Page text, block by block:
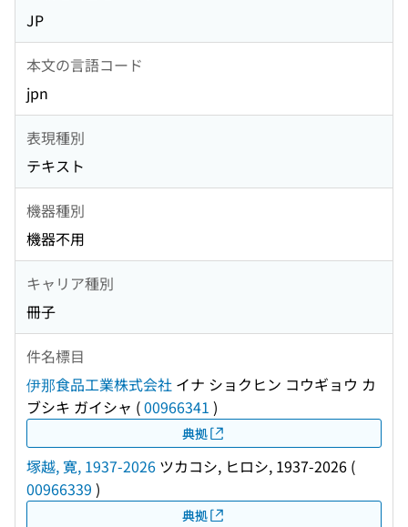
JP
本文の言語コード
jpn
表現種別
テキスト
機器種別
機器不用
キャリア種別
冊子
件名標目
伊那食品工業株式会社 イナ ショクヒン コウギョウ カ
ブシキ ガイシャ (00966341 )
典拠
塚越, 寛, 1937-2026 ツカコシ, ヒロシ, 1937-2026 (
00966339 )
典拠